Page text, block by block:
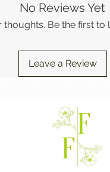
No Reviews Yet
thoughts. Be the first to
Leave a Review